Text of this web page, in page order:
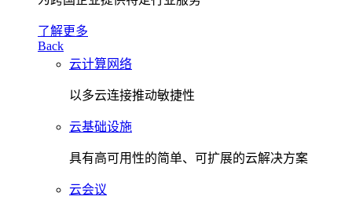
了解更多
Back
云计算网络
以多云连接推动敏捷性
云基础设施
具有高可用性的简单、可扩展的云解决方案
云会议